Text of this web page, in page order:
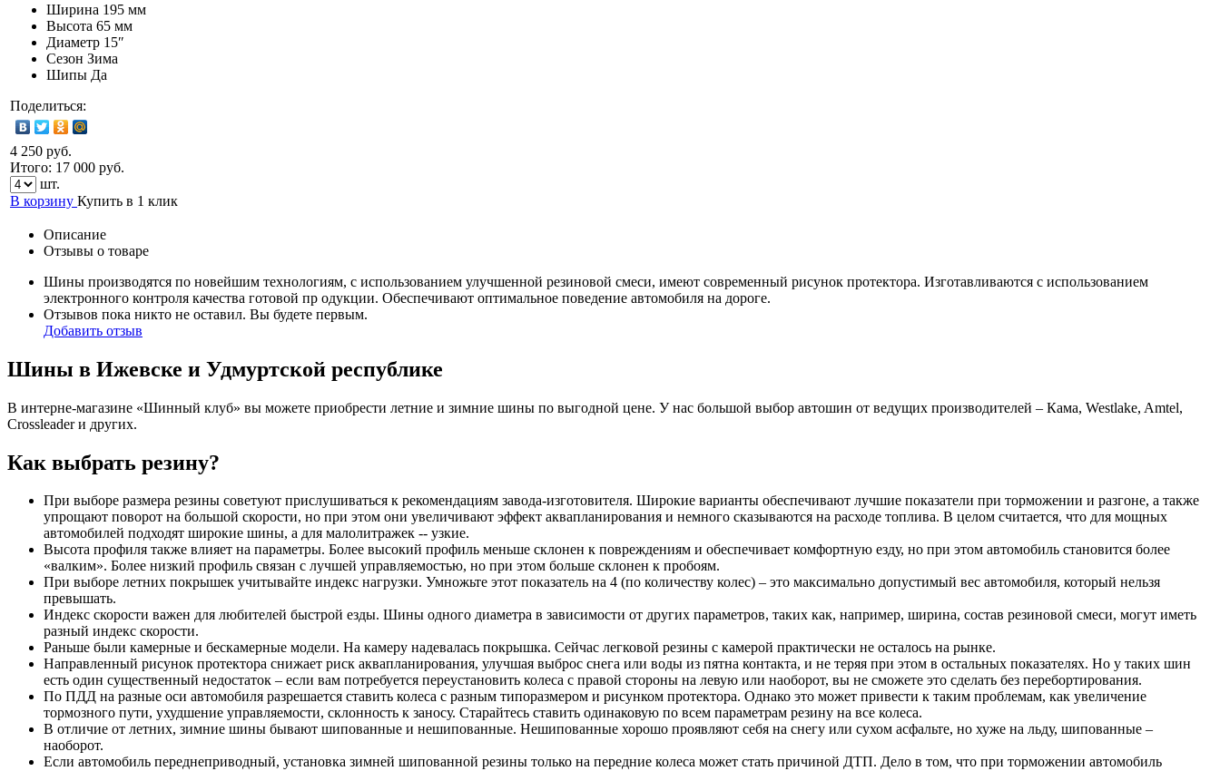
Ширина 195 мм
Высота 65 мм
Диаметр 15″
Сезон Зима
Шипы Да
Поделиться:
4 250 руб.
Итого: 17 000 руб.
шт.
В корзину Купить в 1 клик
Описание
Отзывы о товаре
Шины производятся по новейшим технологиям, с использованием улучшенной резиновой смеси, имеют современный рисунок протектора. Изготавливаются с использованием
электронного контроля качества готовой пр одукции. Обеспечивают оптимальное поведение автомобиля на дороге.
Отзывов пока никто не оставил. Вы будете первым.
Добавить отзыв
Шины в Ижевске и Удмуртской республике
В интерне-магазине «Шинный клуб» вы можете приобрести летние и зимние шины по выгодной цене. У нас большой выбор автошин от ведущих производителей – Кама, Westlake, Amtel,
Crossleader и других.
Как выбрать резину?
При выборе размера резины советуют прислушиваться к рекомендациям завода-изготовителя. Широкие варианты обеспечивают лучшие показатели при торможении и разгоне, а также
упрощают поворот на большой скорости, но при этом они увеличивают эффект аквапланирования и немного сказываются на расходе топлива. В целом считается, что для мощных
автомобилей подходят широкие шины, а для малолитражек -- узкие.
Высота профиля также влияет на параметры. Более высокий профиль меньше склонен к повреждениям и обеспечивает комфортную езду, но при этом автомобиль становится более
«валким». Более низкий профиль связан с лучшей управляемостью, но при этом больше склонен к пробоям.
При выборе летних покрышек учитывайте индекс нагрузки. Умножьте этот показатель на 4 (по количеству колес) – это максимально допустимый вес автомобиля, который нельзя
превышать.
Индекс скорости важен для любителей быстрой езды. Шины одного диаметра в зависимости от других параметров, таких как, например, ширина, состав резиновой смеси, могут иметь
разный индекс скорости.
Раньше были камерные и бескамерные модели. На камеру надевалась покрышка. Сейчас легковой резины с камерой практически не осталось на рынке.
Направленный рисунок протектора снижает риск аквапланирования, улучшая выброс снега или воды из пятна контакта, и не теряя при этом в остальных показателях. Но у таких шин
есть один существенный недостаток – если вам потребуется переустановить колеса с правой стороны на левую или наоборот, вы не сможете это сделать без перебортирования.
По ПДД на разные оси автомобиля разрешается ставить колеса с разным типоразмером и рисунком протектора. Однако это может привести к таким проблемам, как увеличение
тормозного пути, ухудшение управляемости, склонность к заносу. Старайтесь ставить одинаковую по всем параметрам резину на все колеса.
В отличие от летних, зимние шины бывают шипованные и нешипованные. Нешипованные хорошо проявляют себя на снегу или сухом асфальте, но хуже на льду, шипованные –
наоборот.
Если автомобиль переднеприводный, установка зимней шипованной резины только на передние колеса может стать причиной ДТП. Дело в том, что при торможении автомобиль